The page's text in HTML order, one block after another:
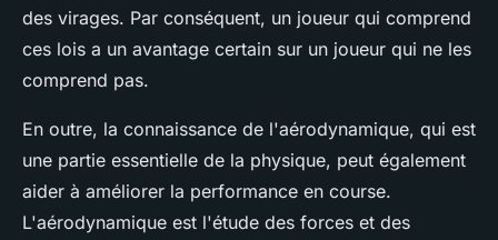
des virages. Par conséquent, un joueur qui comprend
ces lois a un avantage certain sur un joueur qui ne les
comprend pas.
En outre, la connaissance de l'aérodynamique, qui est
une partie essentielle de la physique, peut également
aider à améliorer la performance en course.
L'aérodynamique est l'étude des forces et des